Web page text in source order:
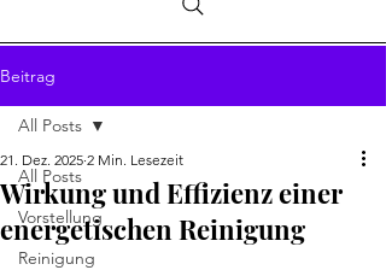
Beitrag
All Posts
Vorstellung
Reinigung
All Posts
Wirkung und Effizienz einer
energetischen Reinigung
21. Dez. 2025 2 Min. Lesezeit